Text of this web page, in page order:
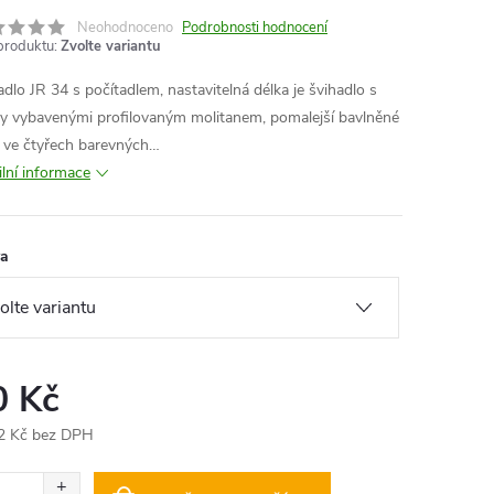
Neohodnoceno Podrobnosti hodnocení
Zvolte variantu
JR 34 s počítadlem, nastavitelná délka je švihadlo s
vybavenými profilovaným molitanem, pomalejší bavlněné
ve čtyřech barevných…
informace
Kč
Kč bez DPH